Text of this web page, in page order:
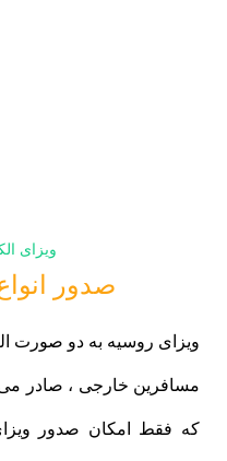
ویزای
صدور
ویزای روسیه به دو صورت
مسافرین خارجی ، صادر می
که فقط امکان صدور